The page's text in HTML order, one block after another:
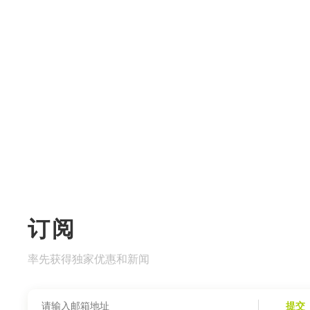
订阅
率先获得独家优惠和新闻
提交